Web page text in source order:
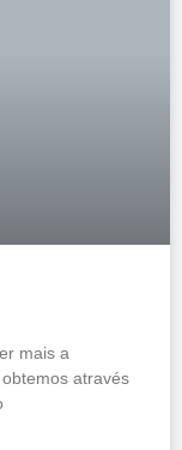
mais a
através